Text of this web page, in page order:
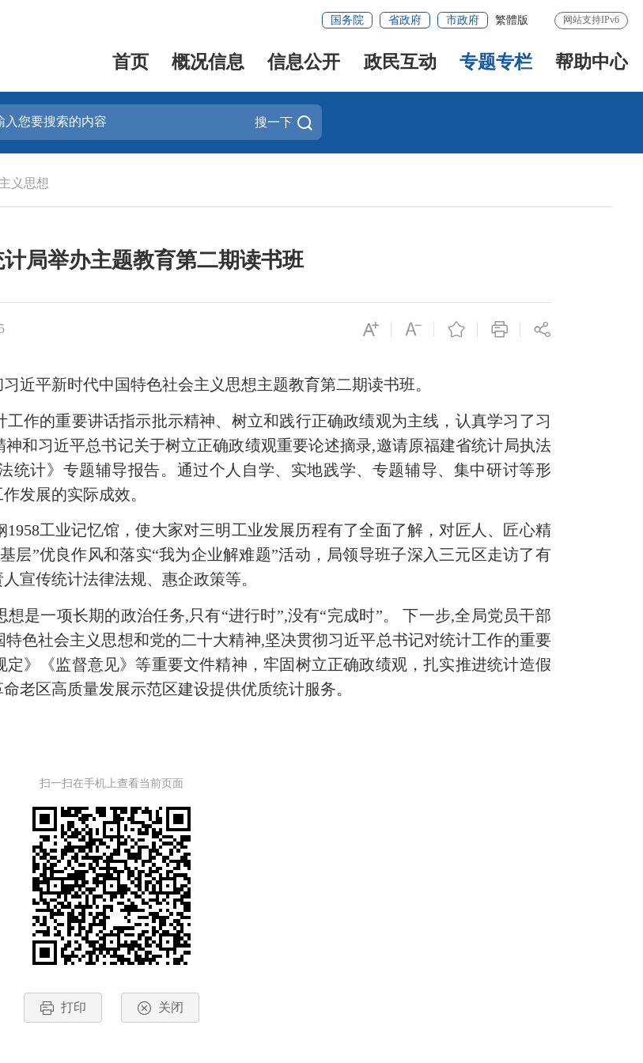
国务院 省政府 市政府 繁體版 网站支持IPv6
首页 概况信息 信息公开 政民互动 专题专栏 帮助中心
搜一下
义思想
局举办主题教育第二期读书班
平新时代中国特色社会主义思想主题教育第二期读书班。
的重要讲话指示批示精神、树立和践行正确政绩观为主线，认真学习了习
和习近平总书记关于树立正确政绩观重要论述摘录,邀请原福建省统计局执法
统计》专题辅导报告。通过个人自学、实地践学、专题辅导、集中研讨等形
发展的实际成效。
工业记忆馆，使大家对三明工业发展历程有了全面了解，对匠人、匠心精
层”优良作风和落实“我为企业解难题”活动，局领导班子深入三元区走访了有
宣传统计法律法规、惠企政策等。
一项长期的政治任务,只有“进行时”,没有“完成时”。 下一步,全局党员干部
色社会主义思想和党的二十大精神,坚决贯彻习近平总书记对统计工作的重要
》《监督意见》等重要文件精神，牢固树立正确政绩观，扎实推进统计造假
老区高质量发展示范区建设提供优质统计服务。
扫一扫在手机上查看当前页面
打印 关闭